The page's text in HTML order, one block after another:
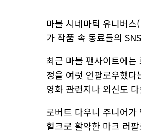
마블 시네마틱 유니버
가 작품 속 동료들의
최근 마블 팬사이트에
정을 여럿 언팔로우했
영화 관련지나 외신도
로버트 다우니 주니어가
헐크로 활약한 마크 러